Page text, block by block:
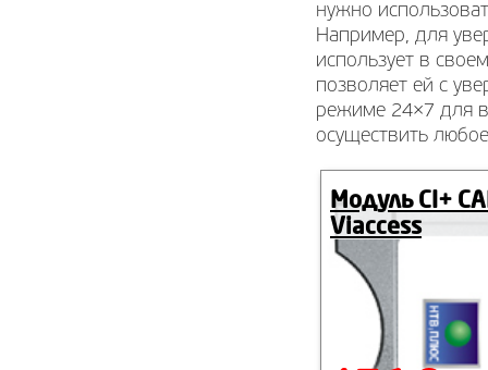
нужно
Например, для
использует в
позволяет ей с
режиме 24×7 для
осуществить
Модуль CI+
Viaccess